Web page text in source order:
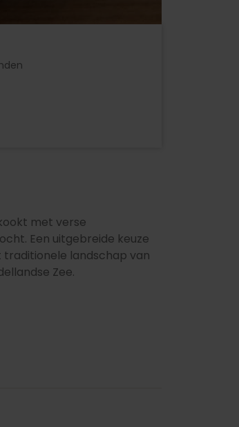
met verse
Een uitgebreide keuze
landschap van
Zee.